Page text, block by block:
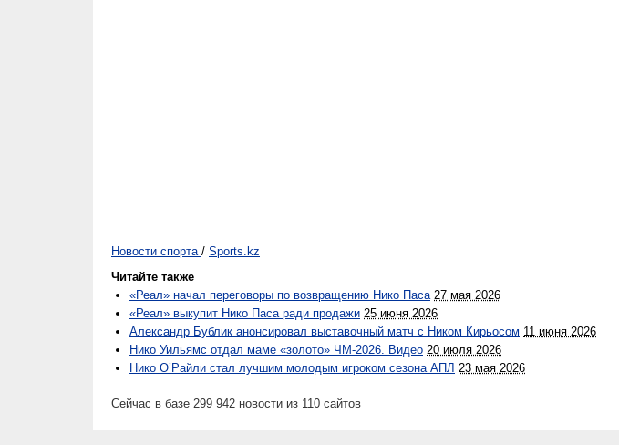
Новости спорта / Sports.kz
Читайте также
«Реал» начал переговоры по возвращению Нико Паса 27 мая 2026
«Реал» выкупит Нико Паса ради продажи 25 июня 2026
Александр Бублик анонсировал выставочный матч с Ником Кирьосом 11 июня 2026
Нико Уильямс отдал маме «золото» ЧМ-2026. Видео 20 июля 2026
Нико О’Райли стал лучшим молодым игроком сезона АПЛ 23 мая 2026
Сейчас в базе 299 942 новости из 110 сайтов